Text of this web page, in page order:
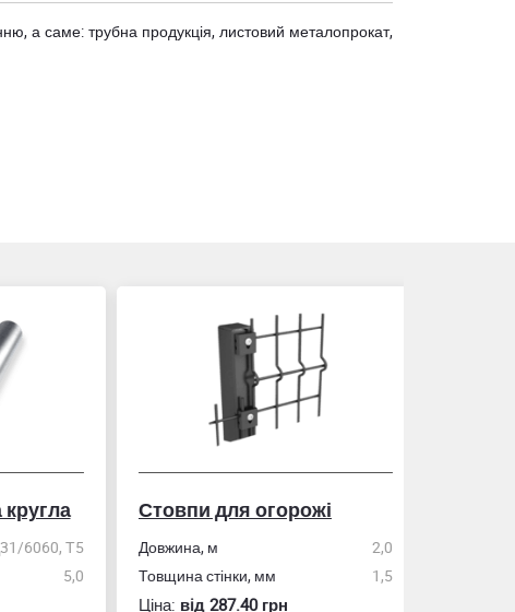
а саме: трубна продукція, листовий металопрокат,
6060, Т5
Стовпи для огорожі
Довжина, м
Товщина стінки, мм
Ціна:вiд 287.40 грн